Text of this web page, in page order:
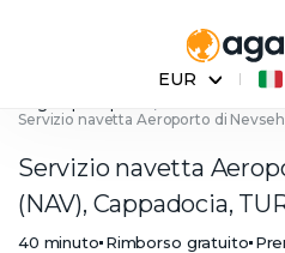
EUR
Servizio navetta Aeroporto di
Servizio navetta
(NAV), Cappadocia,
40 minuto Rimborso gratuito